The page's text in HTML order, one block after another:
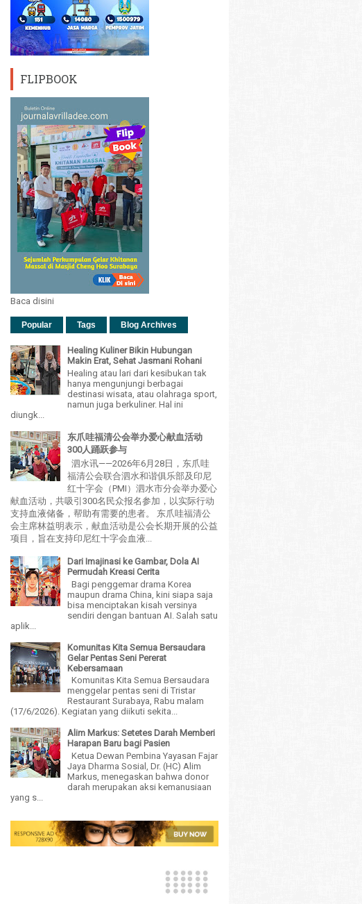
FLIPBOOK
Baca disini
Popular Tags Blog Archives
Healing Kuliner Bikin Hubungan
Makin Erat, Sehat Jasmani Rohani
Healing atau lari dari kesibukan tak
hanya mengunjungi berbagai
destinasi wisata, atau olahraga sport,
namun juga berkuliner. Hal ini
diungk...
东爪哇福清公会举办爱心献血活动
300人踊跃参与
泗水讯——2026年6月28日，东爪哇
福清公会联合泗水和谐俱乐部及印尼
红十字会（PMI）泗水市分会举办爱心
献血活动，共吸引300名民众报名参加，以实际行动
支持血液储备，帮助有需要的患者。 东爪哇福清公
会主席林益明表示，献血活动是公会长期开展的公益
项目，旨在支持印尼红十字会血液...
Dari Imajinasi ke Gambar, Dola AI
Permudah Kreasi Cerita
Bagi penggemar drama Korea
maupun drama China, kini siapa saja
bisa menciptakan kisah versinya
sendiri dengan bantuan AI. Salah satu
aplik...
Komunitas Kita Semua Bersaudara
Gelar Pentas Seni Pererat
Kebersamaan
Komunitas Kita Semua Bersaudara
menggelar pentas seni di Tristar
Restaurant Surabaya, Rabu malam
(17/6/2026). Kegiatan yang diikuti sekita...
Alim Markus: Setetes Darah Memberi
Harapan Baru bagi Pasien
Ketua Dewan Pembina Yayasan Fajar
Jaya Dharma Sosial, Dr. (HC) Alim
Markus, menegaskan bahwa donor
darah merupakan aksi kemanusiaan
yang s...